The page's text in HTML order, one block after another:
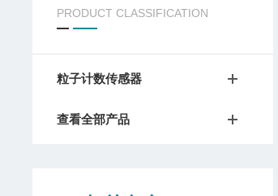
PRODUCT CLASSIFICATION
粒子计数传感器
查看全部产品